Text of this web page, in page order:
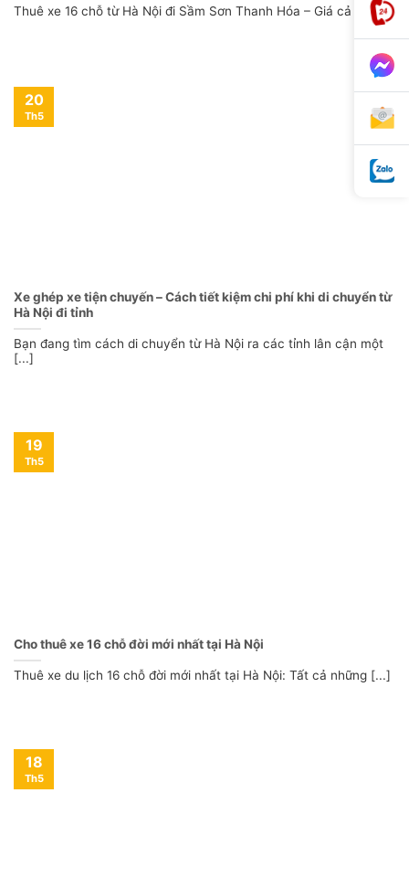
Thuê xe 16 chỗ từ Hà Nội đi Sầm Sơn Thanh Hóa – Giá cả [...]
Xe ghép xe tiện chuyến – Cách tiết kiệm chi phí khi di chuyển từ
Hà Nội đi tỉnh
Bạn đang tìm cách di chuyển từ Hà Nội ra các tỉnh lân cận một
[...]
20
Th5
Cho thuê xe 16 chỗ đời mới nhất tại Hà Nội
Thuê xe du lịch 16 chỗ đời mới nhất tại Hà Nội: Tất cả những [...]
19
Th5
18
Th5